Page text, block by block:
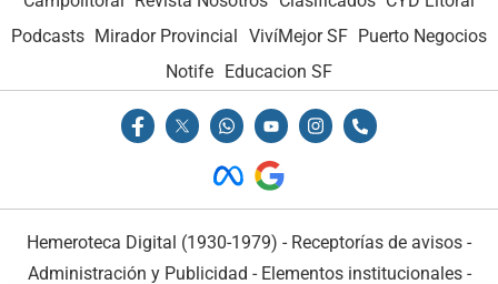
Podcasts Mirador Provincial VivíMejor SF Puerto Negocios
Notife
Educacion SF
Hemeroteca Digital (1930-1979) - Receptorías de avisos -
Administración y Publicidad - Elementos institucionales-